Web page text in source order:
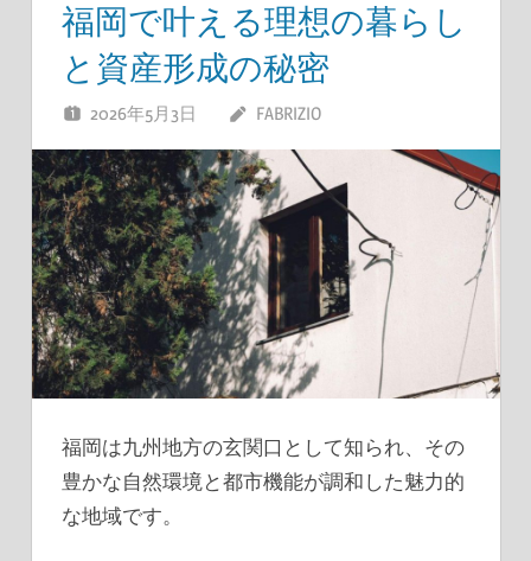
福岡で叶える理想の暮らし
と資産形成の秘密
2026年5月3日 FABRIZIO
福岡は九州地方の玄関口として知られ、その
豊かな自然環境と都市機能が調和した魅力的
な地域です。